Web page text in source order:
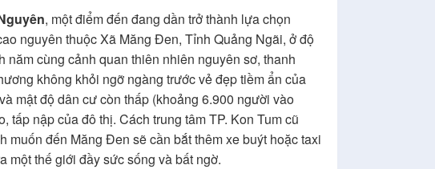
, một điểm đến đang dần trở thành lựa chọn
nguyên thuộc Xã Măng Đen, Tỉnh Quảng Ngãi, ở độ
cùng cảnh quan thiên nhiên nguyên sơ, thanh
không khỏi ngỡ ngàng trước vẻ đẹp tiềm ẩn của
mật độ dân cư còn thấp (khoảng 6.900 người vào
nập của đô thị. Cách trung tâm TP. Kon Tum cũ
muốn đến Măng Đen sẽ cần bắt thêm xe buýt hoặc taxi
một thế giới đầy sức sống và bất ngờ.